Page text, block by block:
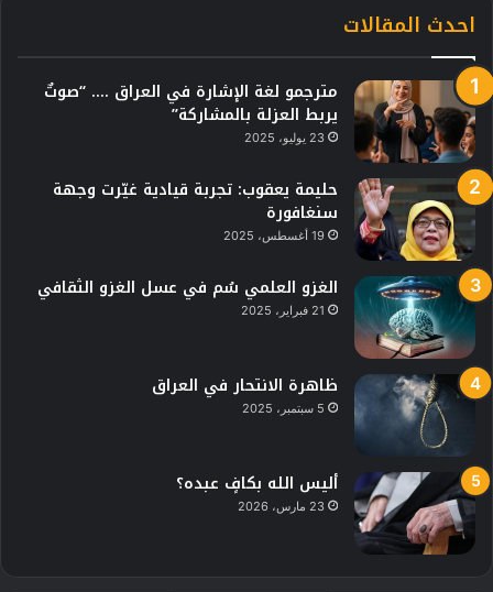
احدث المقالات
مترجمو لغة الإشارة في العراق …. “صوتٌ
يربط العزلة بالمشاركة”
23 يوليو، 2025
حليمة يعقوب: تجربة قيادية غيّرت وجهة
سنغافورة
19 أغسطس، 2025
الغزو العلمي سُم في عسل الغزو الثقافي
21 فبراير، 2025
ظاهرة الانتحار في العراق
5 سبتمبر، 2025
أليس الله بكافٍ عبده؟
23 مارس، 2026